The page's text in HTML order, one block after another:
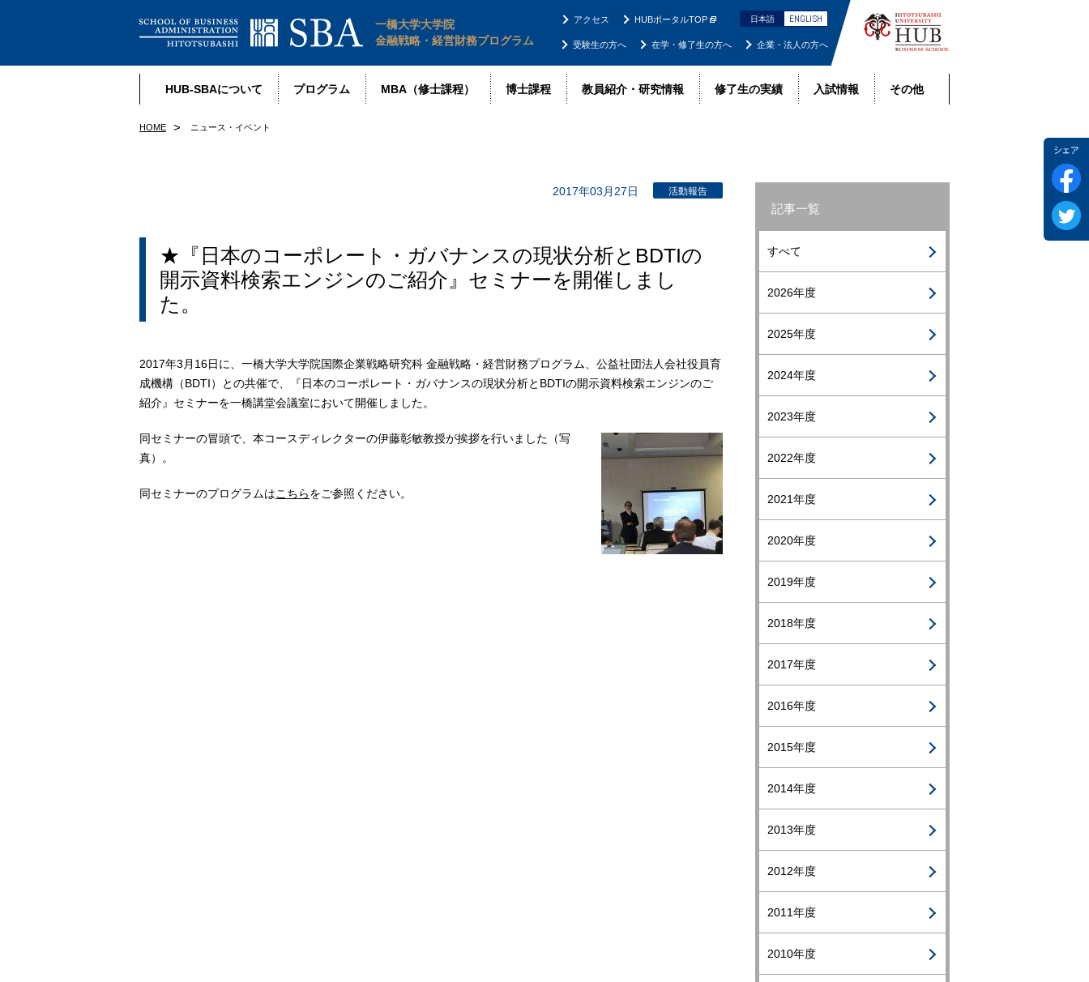
一橋大学大学院
金融戦略・経営財務プログラム
HUB-SBAについて プログラム MBA（修士課程） 博士課程 教員紹介・研究情報 修了生の実績 入試情報 その他
受験生の方へ 在学・修了生の方へ 企業・法人の方へ
日本語 ENGLISH
アクセス HUBポータルTOP
HOME ニュース・イベント
2017年03月27日 活動報告
★『日本のコーポレート・ガバナンスの現状分析とBDTIの
開示資料検索エンジンのご紹介』セミナーを開催しまし
た。
2017年3月16日に、一橋大学大学院国際企業戦略研究科 金融戦略・経営財務プログラム、公益社団法人会社役員育
成機構（BDTI）との共催で、『日本のコーポレート・ガバナンスの現状分析とBDTIの開示資料検索エンジンのご
紹介』セミナーを一橋講堂会議室において開催しました。
同セミナーの冒頭で、本コースディレクターの伊藤彰敏教授が挨拶を行いました（写
真）。
同セミナーのプログラムはこちらをご参照ください。
記事一覧
すべて
2026年度
2025年度
2024年度
2023年度
2022年度
2021年度
2020年度
2019年度
2018年度
2017年度
2016年度
2015年度
2014年度
2013年度
2012年度
2011年度
2010年度